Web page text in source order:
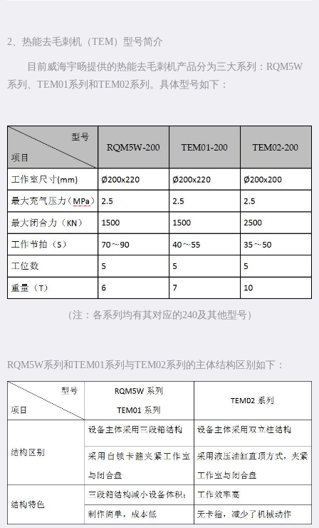
2、热能去毛刺机（TEM）型号简介
目前威海宇旸提供的热能去毛刺机产品分为三大系列：RQM5W
系列、TEM01系列和TEM02系列。具体型号如下：
（注：各系列均有其对应的240及其他型号）
RQM5W系列和TEM01系列与TEM02系列的主体结构区别如下：